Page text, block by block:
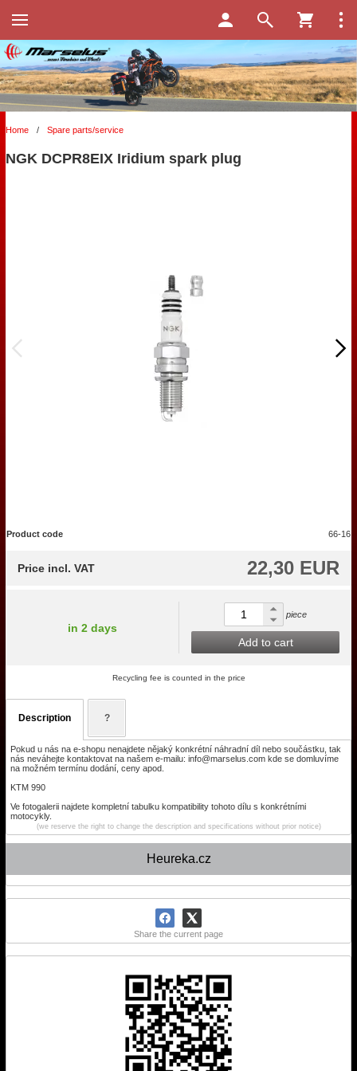
Heureka.cz
Share the current page
Home / Spare parts/service
NGK DCPR8EIX Iridium spark plug
Product code 66-16
22,30 EUR
Price incl. VAT
in 2 days
piece
Add to cart
Recycling fee is counted in the price
Description ?
Pokud u nás na e-shopu nenajdete nějaký konkrétní náhradní díl nebo součástku, tak
nás neváhejte kontaktovat na našem e-mailu: info@marselus.com kde se domluvíme
na možném termínu dodání, ceny apod.
KTM 990
Ve fotogalerii najdete kompletní tabulku kompatibility tohoto dílu s konkrétními
motocykly.
(we reserve the right to change the description and specifications without prior notice)